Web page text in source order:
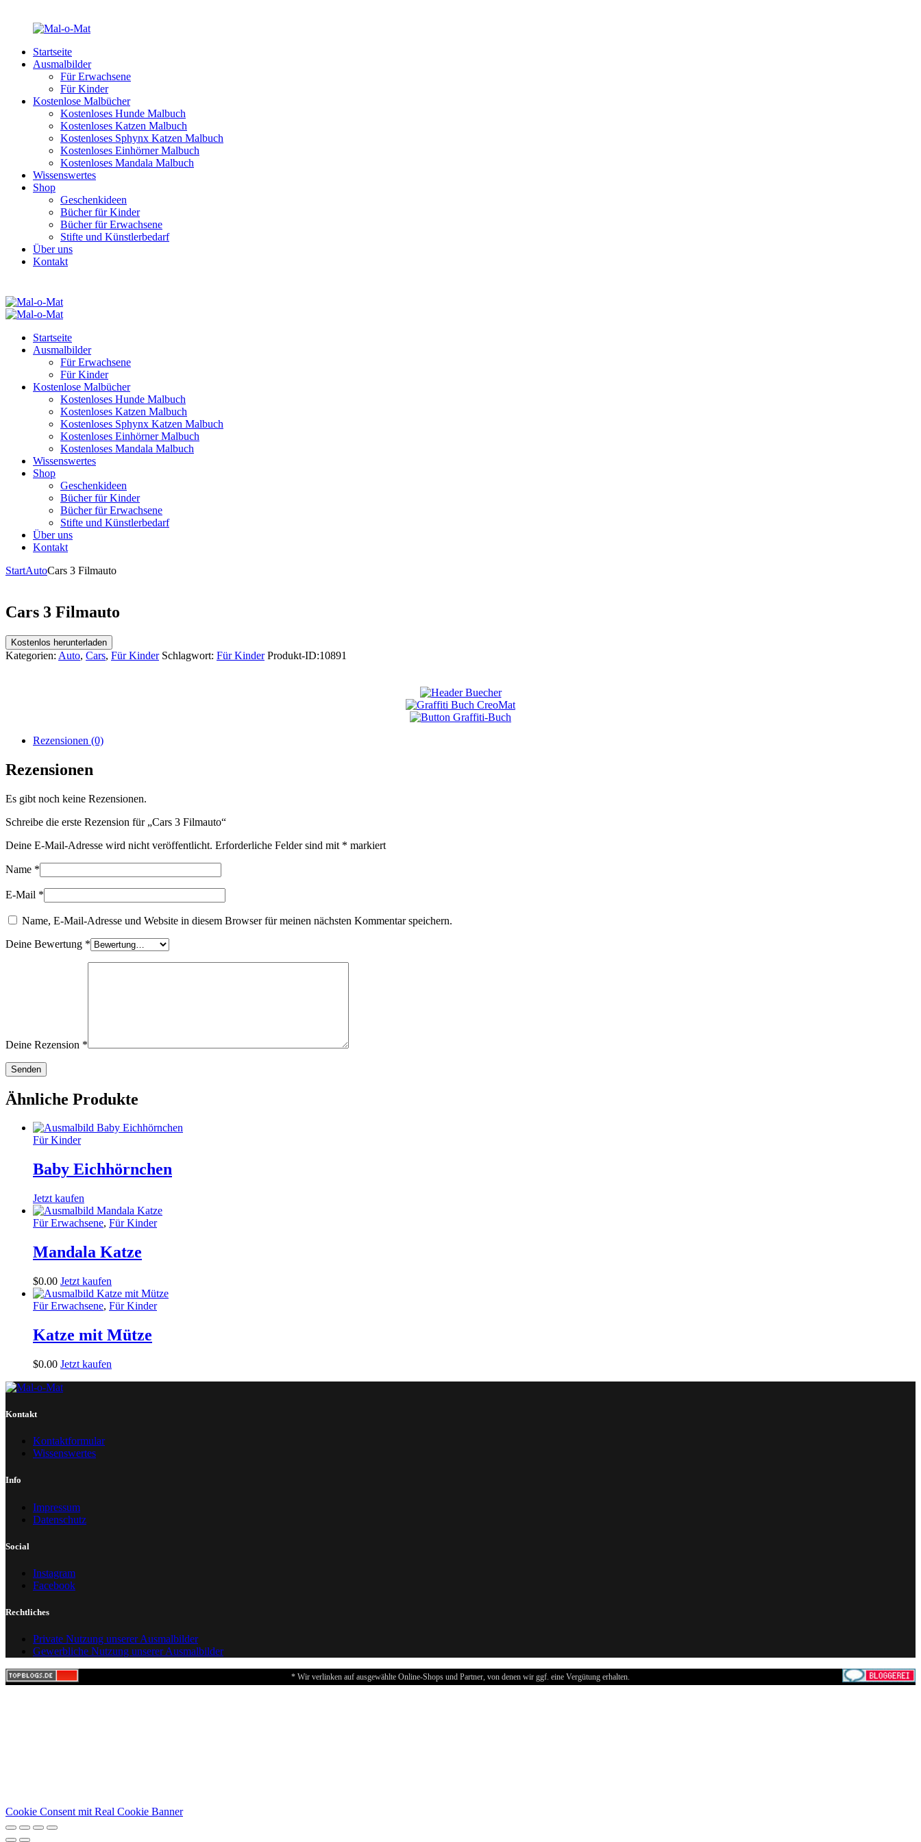
Startseite
Ausmalbilder
Für Erwachsene
Für Kinder
Kostenlose Malbücher
Kostenloses Hunde Malbuch
Kostenloses Katzen Malbuch
Kostenloses Sphynx Katzen Malbuch
Kostenloses Einhörner Malbuch
Kostenloses Mandala Malbuch
Wissenswertes
Shop
Geschenkideen
Bücher für Kinder
Bücher für Erwachsene
Stifte und Künstlerbedarf
Über uns
Kontakt
Startseite
Ausmalbilder
Für Erwachsene
Für Kinder
Kostenlose Malbücher
Kostenloses Hunde Malbuch
Kostenloses Katzen Malbuch
Kostenloses Sphynx Katzen Malbuch
Kostenloses Einhörner Malbuch
Kostenloses Mandala Malbuch
Wissenswertes
Shop
Geschenkideen
Bücher für Kinder
Bücher für Erwachsene
Stifte und Künstlerbedarf
Über uns
Kontakt
StartAutoCars 3 Filmauto
Cars 3 Filmauto
Kostenlos herunterladen
Kategorien: Auto, Cars, Für Kinder Schlagwort: Für Kinder Produkt-ID:10891
Rezensionen (0)
Rezensionen
Es gibt noch keine Rezensionen.
Schreibe die erste Rezension für „Cars 3 Filmauto“
Deine E-Mail-Adresse wird nicht veröffentlicht. Erforderliche Felder sind mit * markiert
Name *
E-Mail *
Name, E-Mail-Adresse und Website in diesem Browser für meinen nächsten Kommentar speichern.
Deine Bewertung *
Deine Rezension *
Ähnliche Produkte
Für Kinder
Baby Eichhörnchen
Jetzt kaufen
Für Erwachsene, Für Kinder
Mandala Katze
$0.00 Jetzt kaufen
Für Erwachsene, Für Kinder
Katze mit Mütze
$0.00 Jetzt kaufen
Kontakt
Kontaktformular
Wissenswertes
Info
Impressum
Datenschutz
Social
Instagram
Facebook
Rechtliches
Private Nutzung unserer Ausmalbilder
Gewerbliche Nutzung unserer Ausmalbilder
* Wir verlinken auf ausgewählte Online-Shops und Partner, von denen wir ggf. eine Vergütung erhalten.
Cookie Consent mit Real Cookie Banner